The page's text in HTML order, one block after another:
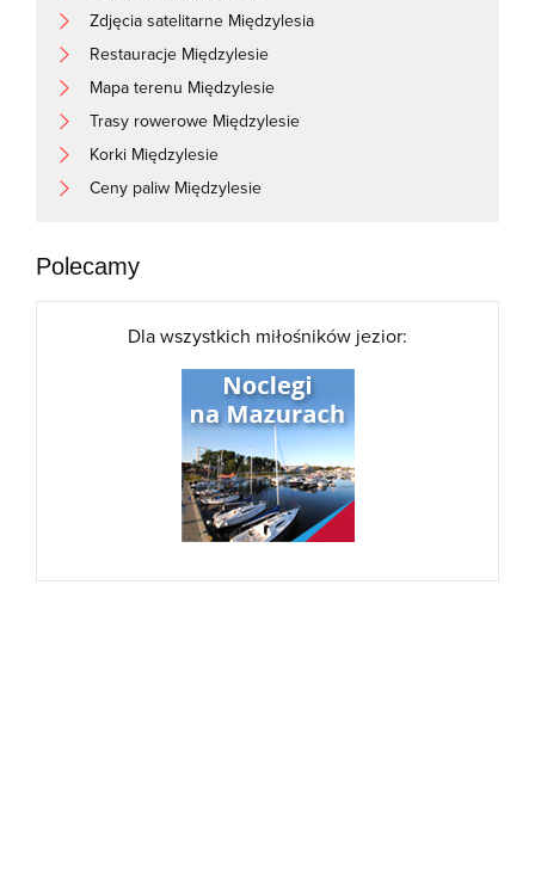
Zdjęcia satelitarne Międzylesia
Restauracje Międzylesie
Mapa terenu Międzylesie
Trasy rowerowe Międzylesie
Korki Międzylesie
Ceny paliw Międzylesie
Polecamy
Dla wszystkich miłośników jezior: